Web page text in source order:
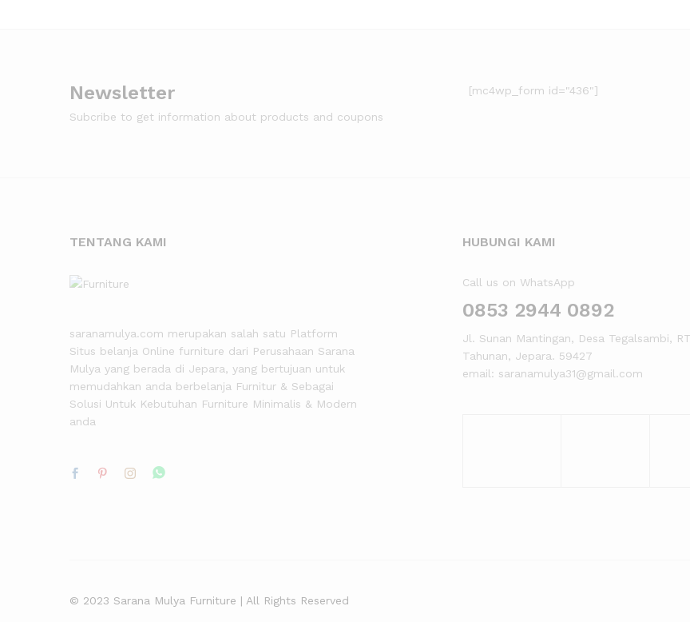
Newsletter
Subcribe to get information about products and coupons
[mc4wp_form id="436"]
TENTANG KAMI
saranamulya.com merupakan salah satu Platform
Situs belanja Online furniture dari Perusahaan Sarana
Mulya yang berada di Jepara, yang bertujuan untuk
memudahkan anda berbelanja Furnitur & Sebagai
Solusi Untuk Kebutuhan Furniture Minimalis & Modern
anda
HUBUNGI KAMI
Call us on WhatsApp
0853 2944 0892
Jl. Sunan Mantingan, Desa Tegalsambi,
Tahunan, Jepara. 59427
email: saranamulya31@gmail.com
© 2023 Sarana Mulya Furniture | All Rights Reserved